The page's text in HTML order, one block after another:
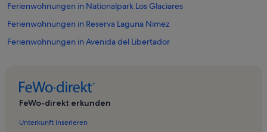
Ferienwohnungen in Nationalpark Los Glaciares
Ferienwohnungen in Reserva Laguna Nimez
Ferienwohnungen in Avenida del Libertador
Ferienwohnungen in El Chaltén
FeWo-direkt erkunden
Unterkunft inserieren